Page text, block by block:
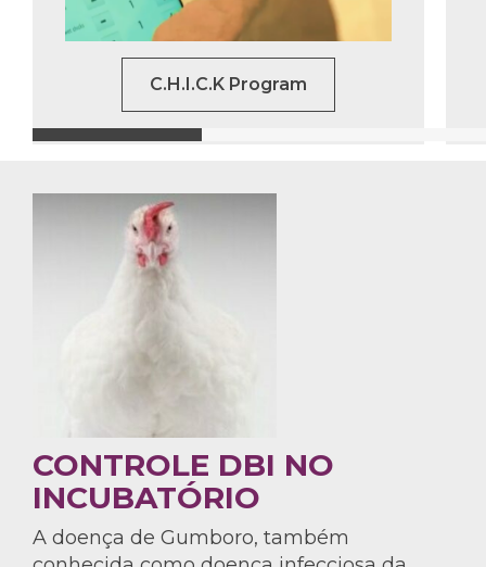
C.H.I.C.K Program
CONTROLE DBI NO
INCUBATÓRIO
A doença de Gumboro, também